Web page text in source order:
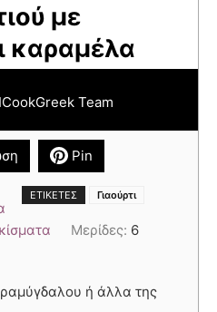
με
καραμέλα
ICookGreek Team
Pin
ΕΤΙΚΈΤΕΣ Γιαούρτι
Μερίδες: 6
ή άλλα της